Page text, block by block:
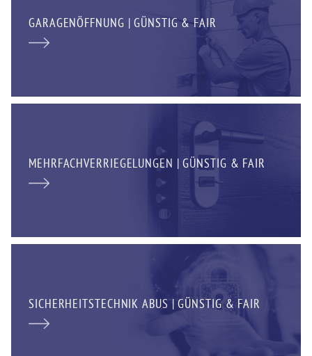
GARAGENÖFFNUNG | GÜNSTIG & FAIR
MEHRFACHVERRIEGELUNGEN | GÜNSTIG & FAIR
SICHERHEITSTECHNIK ABUS | GÜNSTIG & FAIR